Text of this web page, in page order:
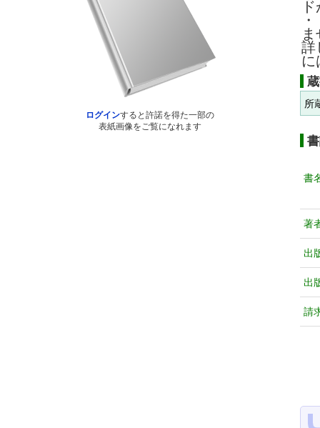
ログインすると許諾を得た一部の
表紙画像をご覧になれます
詳
に
所
書
著
出
出
請